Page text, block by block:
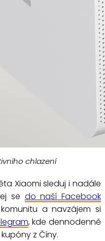
chlazení
Xiaomi sleduj i nadále
se do naší Facebook
a navzájem si
, kde dennodenně
z Číny.